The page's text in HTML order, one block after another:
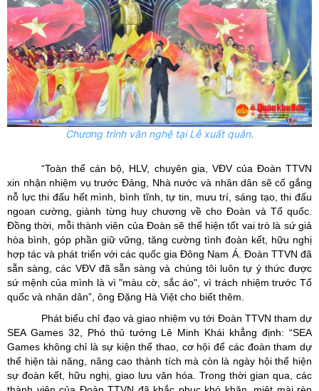
Chương trình văn nghệ tại Lễ xuất quân.
“Toàn thể cán bộ, HLV, chuyên gia, VĐV của Đoàn TTVN
xin nhận nhiệm vụ trước Đảng, Nhà nước và nhân dân sẽ cố gắng
nỗ lực thi đấu hết mình, bình tĩnh, tự tin, mưu trí, sáng tạo, thi đấu
ngoan cường, giành từng huy chương về cho Đoàn và Tổ quốc.
Đồng thời, mỗi thành viên của Đoàn sẽ thể hiện tốt vai trò là sứ giả
hòa bình, góp phần giữ vững, tăng cường tình đoàn kết, hữu nghị
hợp tác và phát triển với các quốc gia Đông Nam Á. Đoàn TTVN đã
sẵn sàng, các VĐV đã sẵn sàng và chúng tôi luôn tự ý thức được
sứ mệnh của mình là vì "màu cờ, sắc áo", vì trách nhiệm trước Tổ
quốc và nhân dân”, ông Đặng Hà Việt cho biết thêm.
Phát biểu chỉ đạo và giao nhiệm vụ tới Đoàn TTVN tham dự
SEA Games 32, Phó thủ tướng Lê Minh Khái khẳng định: “SEA
Games không chỉ là sự kiện thể thao, cơ hội để các đoàn tham dự
thể hiện tài năng, nâng cao thành tích mà còn là ngày hội thể hiện
sự đoàn kết, hữu nghị, giao lưu văn hóa. Trong thời gian qua, các